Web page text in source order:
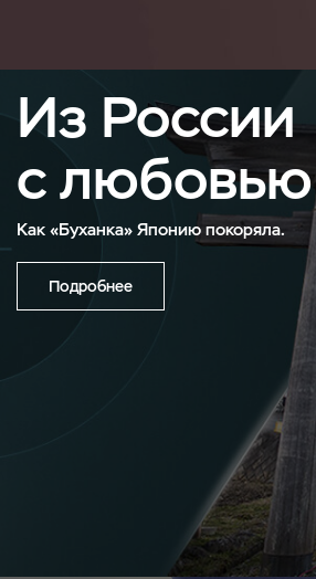
Из России
с любовью
Как «Буханка» Японию покоряла.
Подробнее